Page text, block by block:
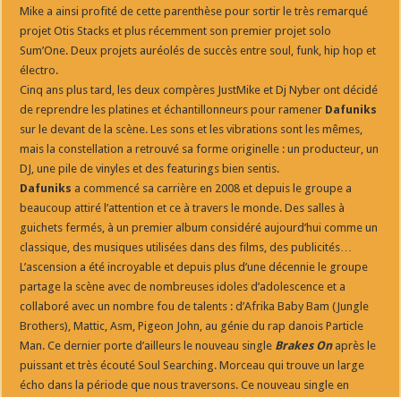
Mike a ainsi profité de cette parenthèse pour sortir le très remarqué
projet Otis Stacks et plus récemment son premier projet solo
Sum’One. Deux projets auréolés de succès entre soul, funk, hip hop et
électro.
Cinq ans plus tard, les deux compères JustMike et Dj Nyber ont décidé
de reprendre les platines et échantillonneurs pour ramener Dafuniks
sur le devant de la scène. Les sons et les vibrations sont les mêmes,
mais la constellation a retrouvé sa forme originelle : un producteur, un
DJ, une pile de vinyles et des featurings bien sentis.
Dafuniks a commencé sa carrière en 2008 et depuis le groupe a
beaucoup attiré l’attention et ce à travers le monde. Des salles à
guichets fermés, à un premier album considéré aujourd’hui comme un
classique, des musiques utilisées dans des films, des publicités…
L’ascension a été incroyable et depuis plus d’une décennie le groupe
partage la scène avec de nombreuses idoles d’adolescence et a
collaboré avec un nombre fou de talents : d’Afrika Baby Bam (Jungle
Brothers), Mattic, Asm, Pigeon John, au génie du rap danois Particle
Man. Ce dernier porte d’ailleurs le nouveau single Brakes Onaprès le
puissant et très écouté Soul Searching. Morceau qui trouve un large
écho dans la période que nous traversons. Ce nouveau single en